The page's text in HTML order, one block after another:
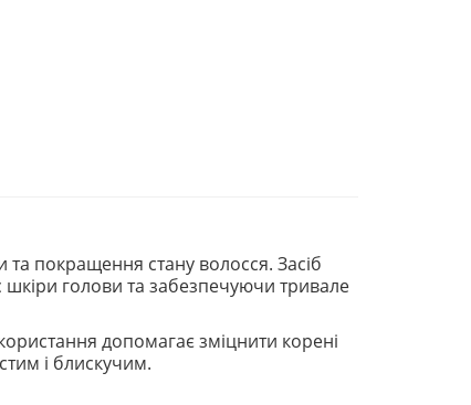
покращення стану волосся. Засіб
шкіри голови та забезпечуючи тривале
допомагає зміцнити корені
і блискучим.